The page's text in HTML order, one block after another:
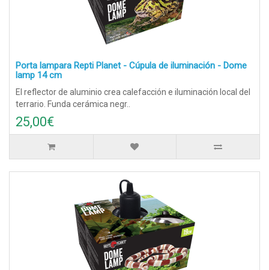
Porta lampara Repti Planet - Cúpula de iluminación - Dome
lamp 14 cm
El reflector de aluminio crea calefacción e iluminación local del
terrario. Funda cerámica negr..
25,00€